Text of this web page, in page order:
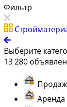
Фильтр
Выберите
13 280